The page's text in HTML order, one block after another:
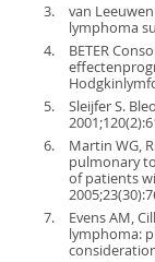
3.
van
lymphoma
4.
BETER
5.
Sleijfer S.
6.
Martin WG,
pulmonary
of patients
7.
Evens AM,
lymphoma: